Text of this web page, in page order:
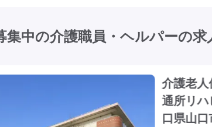
中の介護職員・ヘルパーの求
介護老
通所リ
口県山